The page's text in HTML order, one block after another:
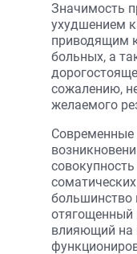
Значимость
ухудшением
приводящим
больных, а
сожалению,
желаемого
Современные
большинство
отягощенный
влияющий на